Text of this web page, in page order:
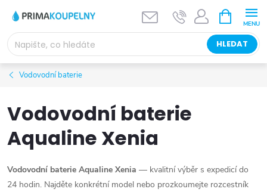
obsah
HLEDAT
NÁKUPNÍ
KOŠÍK
Vodovodní baterie
Vodovodní baterie
Aqualine Xenia
Vodovodní baterie Aqualine Xenia — kvalitní výběr s expedicí do
24 hodin. Najděte konkrétní model nebo prozkoumejte rozcestník